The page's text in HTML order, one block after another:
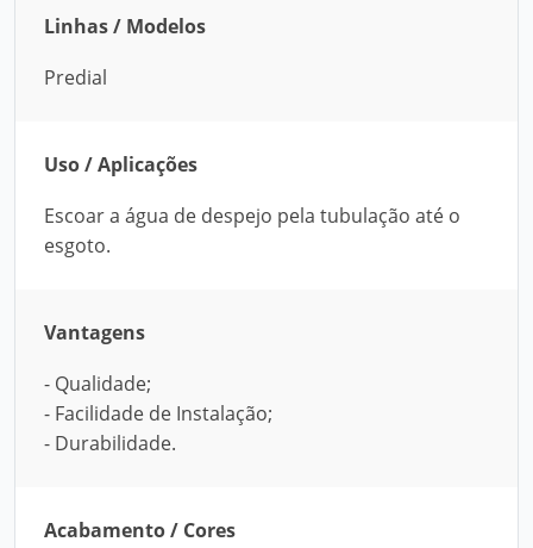
Linhas / Modelos
Predial
Uso / Aplicações
Escoar a água de despejo pela tubulação até o
esgoto.
Vantagens
- Qualidade;
- Facilidade de Instalação;
- Durabilidade.
Acabamento / Cores